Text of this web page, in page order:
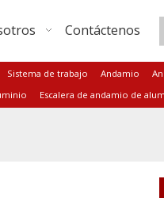
Contáctenos
Sistema de trabajo Andamio
Escalera de andamio de